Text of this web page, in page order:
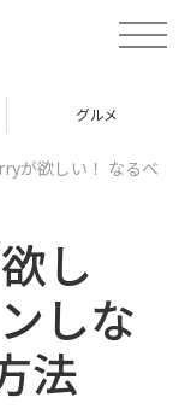
t
o
v
グルメ
が欲しい！ なるべ
し
しな
法